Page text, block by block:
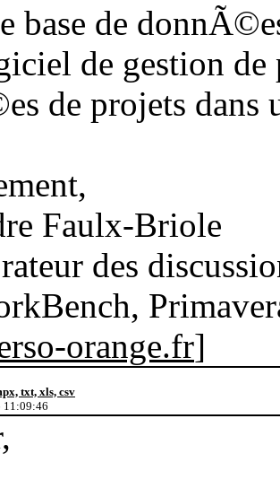
base de
de gestion
de projets dans
Faulx-Briole
des
orange.fr]
txt, xls, csv
11:09:46